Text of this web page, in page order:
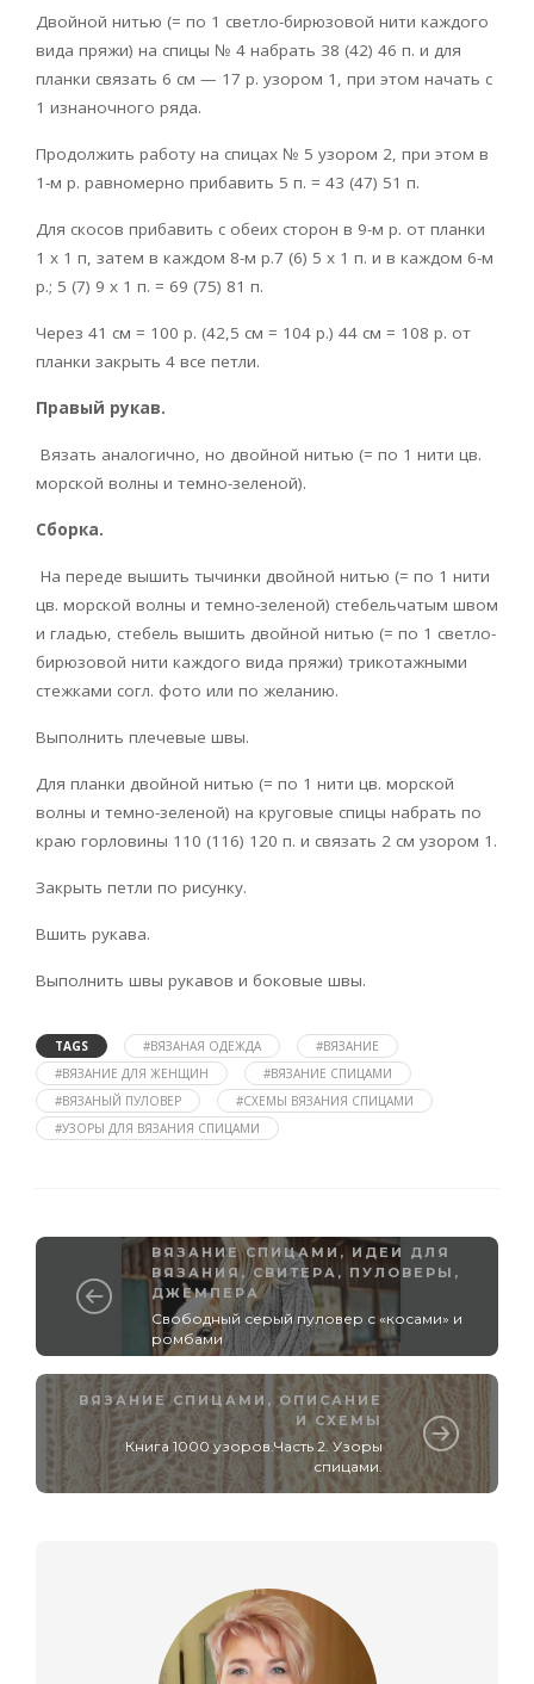
Двойной нитью (= по 1 светло-бирюзовой нити каждого
вида пряжи) на спицы № 4 набрать 38 (42) 46 п. и для
планки связать 6 см — 17 р. узором 1, при этом начать с
1 изнаночного ряда.
Продолжить работу на спицах № 5 узором 2, при этом в
1-м р. равномерно прибавить 5 п. = 43 (47) 51 п.
Для скосов прибавить с обеих сторон в 9-м р. от планки
1 х 1 п, затем в каждом 8-м р.7 (6) 5 х 1 п. и в каждом 6-м
р.; 5 (7) 9 х 1 п. = 69 (75) 81 п.
Через 41 см = 100 р. (42,5 см = 104 р.) 44 см = 108 р. от
планки закрыть 4 все петли.
Правый рукав.
Вязать аналогично, но двойной нитью (= по 1 нити цв.
морской волны и темно-зеленой).
Сборка.
На переде вышить тычинки двойной нитью (= по 1 нити
цв. морской волны и темно-зеленой) стебельчатым швом
и гладью, стебель вышить двойной нитью (= по 1 светло-
бирюзовой нити каждого вида пряжи) трикотажными
стежками согл. фото или по желанию.
Выполнить плечевые швы.
Для планки двойной нитью (= по 1 нити цв. морской
волны и темно-зеленой) на круговые спицы набрать по
краю горловины 110 (116) 120 п. и связать 2 см узором 1.
Закрыть петли по рисунку.
Вшить рукава.
Выполнить швы рукавов и боковые швы.
TAGS #ВЯЗАНАЯ ОДЕЖДА
#ВЯЗАНИЕ
#ВЯЗАНИЕ ДЛЯ ЖЕНЩИН
#ВЯЗАНИЕ СПИЦАМИ
#ВЯЗАНЫЙ ПУЛОВЕР
#СХЕМЫ ВЯЗАНИЯ СПИЦАМИ
#УЗОРЫ ДЛЯ ВЯЗАНИЯ СПИЦАМИ
ВЯЗАНИЕ СПИЦАМИ , ИДЕИ ДЛЯ
ВЯЗАНИЯ,СВИТЕРА, ПУЛОВЕРЫ,
ДЖЕМПЕРА
Свободный серый пуловер с «косами» и
ромбами
ВЯЗАНИЕ СПИЦАМИ , ОПИСАНИЕ
И СХЕМЫ
Книга 1000 узоров.Часть 2. Узоры
спицами.